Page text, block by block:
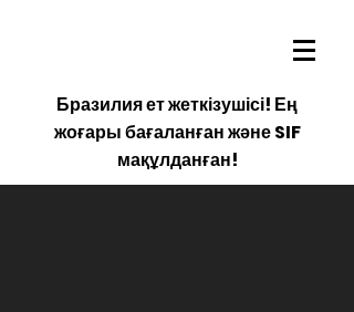
Бразилия ет жеткізушісі! Ең
жоғары бағаланған және SIF
мақұлданған!